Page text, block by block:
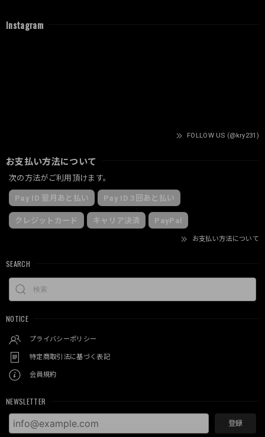
Instagram
FOLLOW US (@kry231)
お支払い方法について
次の方法がご利用頂けます。
Pay ID 翌月あと払い Pay ID 3回あと払い
クレジットカード キャリア決済 PayPal
お支払い方法について
SEARCH
NOTICE
プライバシーポリシー
特定商取引法に基づく表記
会員規約
NEWSLETTER
登録